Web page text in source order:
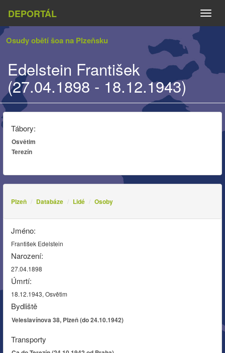
DEPORTÁL
Osudy obětí šoa na Plzeňsku
Edelstein František
(27.04.1898 - 18.12.1943)
Tábory:
Osvětim
Terezín
Plzeň Databáze Lidé Osoby
Jméno:
František Edelstein
Narození:
27.04.1898
Úmrtí:
18.12.1943, Osvětim
Bydliště
Veleslavínova 38, Plzeň (do 24.10.1942)
Transporty